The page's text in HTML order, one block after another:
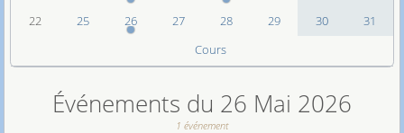
22
25 26 27 28 29 30
31
Cours
Événements du 26 Mai 2026
1 événement